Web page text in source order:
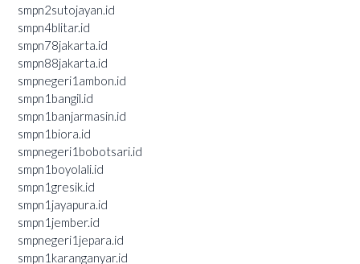
smpn2sutojayan.id
smpn4blitar.id
smpn78jakarta.id
smpn88jakarta.id
smpnegeri1ambon.id
smpn1bangil.id
smpn1banjarmasin.id
smpn1biora.id
smpnegeri1bobotsari.id
smpn1boyolali.id
smpn1gresik.id
smpn1jayapura.id
smpn1jember.id
smpnegeri1jepara.id
smpn1karanganyar.id